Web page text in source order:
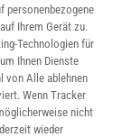
personenbezogene
Ihrem Gerät zu.
Technologien für
Ihnen Dienste
von Alle ablehnen
Wenn Tracker
nicht
wieder